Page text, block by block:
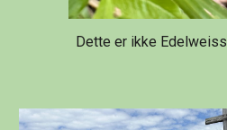
Dette er ikke Edelweiss